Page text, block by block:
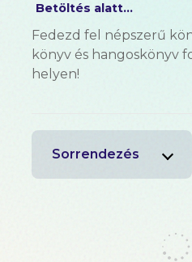
Betöltés alatt...
Fedezd fel népszerű
könyv és hangoskönyv
helyen!
Sorrendezés